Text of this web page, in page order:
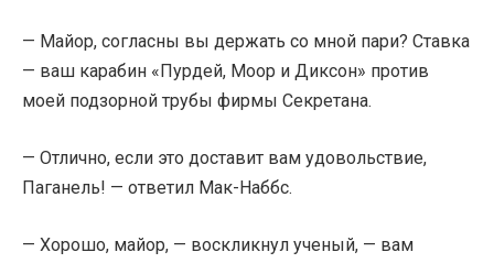
— Майор, согласны вы держать со мной пари? Ставка
— ваш карабин «Пурдей, Моор и Диксон» против
моей подзорной трубы фирмы Секретана.
— Отлично, если это доставит вам удовольствие,
Паганель! — ответил Мак-Наббс.
— Хорошо, майор, — воскликнул ученый, — вам